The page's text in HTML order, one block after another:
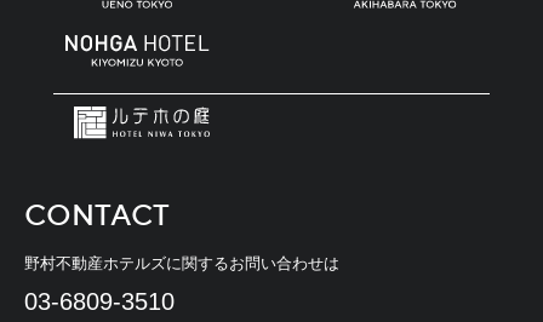
CONTACT
野村不動産ホテルズに関するお問い合わせは
03-6809-3510